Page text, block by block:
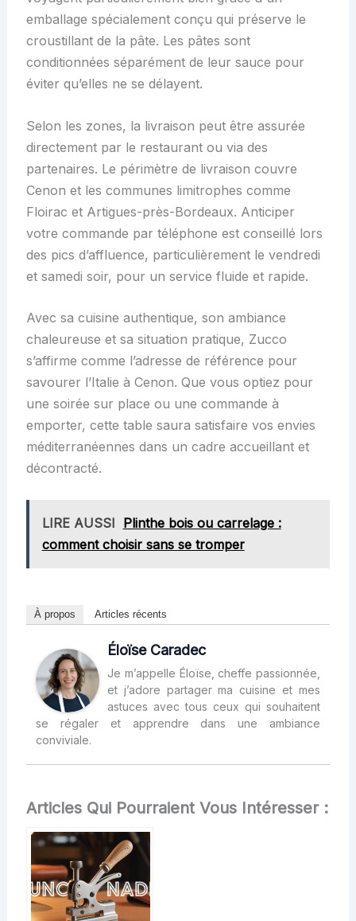
emballage spécialement conçu qui préserve le
croustillant de la pâte. Les pâtes sont
conditionnées séparément de leur sauce pour
éviter qu’elles ne se délayent.
Selon les zones, la livraison peut être assurée
directement par le restaurant ou via des
partenaires. Le périmètre de livraison couvre
Cenon et les communes limitrophes comme
Floirac et Artigues-près-Bordeaux. Anticiper
votre commande par téléphone est conseillé lors
des pics d’affluence, particulièrement le vendredi
et samedi soir, pour un service fluide et rapide.
Avec sa cuisine authentique, son ambiance
chaleureuse et sa situation pratique, Zucco
s’affirme comme l’adresse de référence pour
savourer l’Italie à Cenon. Que vous optiez pour
une soirée sur place ou une commande à
emporter, cette table saura satisfaire vos envies
méditerranéennes dans un cadre accueillant et
décontracté.
LIRE AUSSI Plinthe bois ou carrelage :
comment choisir sans se tromper
À propos Articles récents
Éloïse Caradec
Je m’appelle Éloïse, cheffe passionnée,
et j’adore partager ma cuisine et mes
astuces avec tous ceux qui souhaitent
se régaler et apprendre dans une ambiance
conviviale.
Articles Qui Pourraient Vous Intéresser :